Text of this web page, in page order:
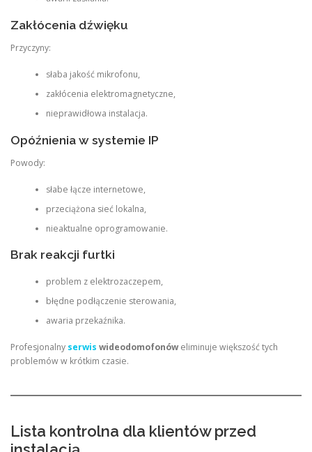
Zakłócenia dźwięku
Przyczyny:
słaba jakość mikrofonu,
zakłócenia elektromagnetyczne,
nieprawidłowa instalacja.
Opóźnienia w systemie IP
Powody:
słabe łącze internetowe,
przeciążona sieć lokalna,
nieaktualne oprogramowanie.
Brak reakcji furtki
problem z elektrozaczepem,
błędne podłączenie sterowania,
awaria przekaźnika.
Profesjonalny serwis wideodomofonóweliminuje większość tych
problemów w krótkim czasie.
Lista kontrolna dla klientów przed